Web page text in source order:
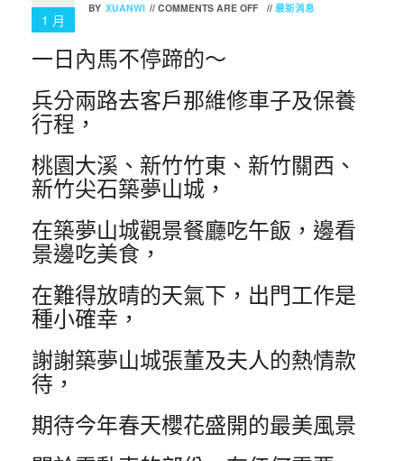
1 月
BY XUANWI // COMMENTS ARE OFF // 最新消息
一日內馬不停蹄的～
兵分兩路去客戶那維修車子及保養
行程，
桃園大溪、新竹竹東、新竹關西、
新竹尖石築夢山城，
在築夢山城觀景餐廳吃午飯，邊看
景邊吃美食，
在難得放晴的天氣下，出門工作是
種小確幸，
謝謝築夢山城張董及夫人的熱情款
待，
期待今年春天櫻花盛開的最美風景